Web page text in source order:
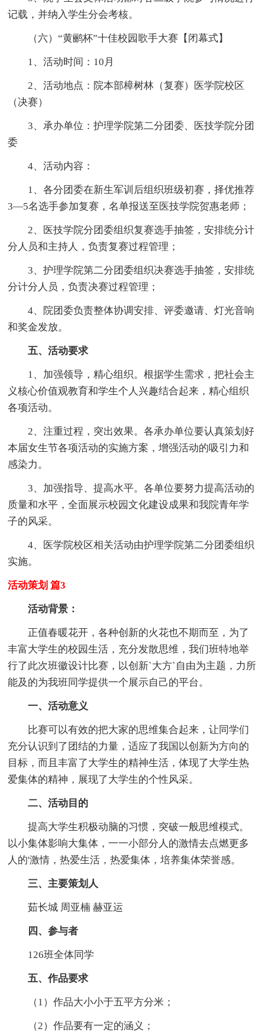
记载，并纳入学生分会考核。
（六）“黄鹂杯”十佳校园歌手大赛【闭幕式】
1、活动时间：10月
2、活动地点：院本部樟树林（复赛）医学院校区
（决赛）
3、承办单位：护理学院第二分团委、医技学院分团
委
4、活动内容：
1、各分团委在新生军训后组织班级初赛，择优推荐
3—5名选手参加复赛，名单报送至医技学院贺惠老师；
2、医技学院分团委组织复赛选手抽签，安排统分计
分人员和主持人，负责复赛过程管理；
3、护理学院第二分团委组织决赛选手抽签，安排统
分计分人员，负责决赛过程管理；
4、院团委负责整体协调安排、评委邀请、灯光音响
和奖金发放。
五、活动要求
1、加强领导，精心组织。根据学生需求，把社会主
义核心价值观教育和学生个人兴趣结合起来，精心组织
各项活动。
2、注重过程，突出效果。各承办单位要认真策划好
本届女生节各项活动的实施方案，增强活动的吸引力和
感染力。
3、加强指导、提高水平。各单位要努力提高活动的
质量和水平，全面展示校园文化建设成果和我院青年学
子的风采。
4、医学院校区相关活动由护理学院第二分团委组织
实施。
活动策划 篇3
活动背景：
正值春暖花开，各种创新的火花也不期而至，为了
丰富大学生的校园生活，充分发散思维，我们班特地举
行了此次班徽设计比赛，以创新`大方`自由为主题，力所
能及的为我班同学提供一个展示自己的平台。
一、活动意义
比赛可以有效的把大家的思维集合起来，让同学们
充分认识到了团结的力量，适应了我国以创新为方向的
目标，而且丰富了大学生的精神生活，体现了大学生热
爱集体的精神，展现了大学生的个性风采。
二、活动目的
提高大学生积极动脑的习惯，突破一般思维模式。
以小集体影响大集体，一一小部分人的激情去点燃更多
人的'激情，热爱生活，热爱集体，培养集体荣誉感。
三、主要策划人
茹长城 周亚楠 赫亚运
四、参与者
126班全体同学
五、作品要求
（1）作品大小小于五平方分米；
（2）作品要有一定的涵义；